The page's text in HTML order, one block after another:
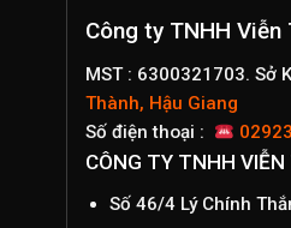
Công ty TNHH
MST : 6300321703. Sở
Thành, Hậu Giang
Số điện thoại :
CÔNG TY TNHH
Số 46/4 Lý Chính